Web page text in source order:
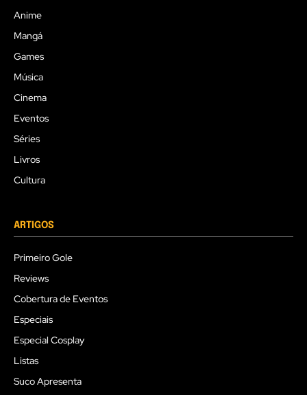
Anime
Mangá
Games
Música
Cinema
Eventos
Séries
Livros
Cultura
ARTIGOS
Primeiro Gole
Reviews
Cobertura de Eventos
Especiais
Especial Cosplay
Listas
Suco Apresenta